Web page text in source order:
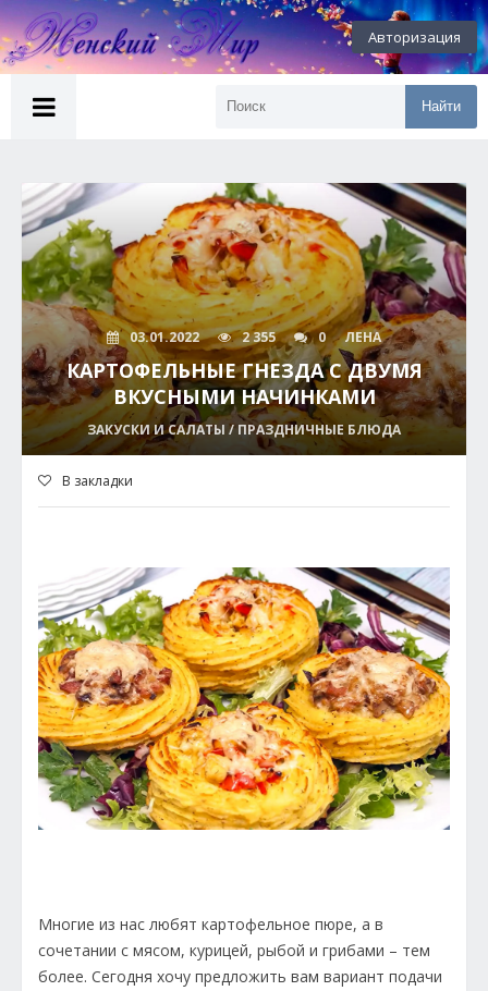
Авторизация
Найти
03.01.2022 2 355 0 ЛЕНА
КАРТОФЕЛЬНЫЕ ГНЕЗДА С ДВУМЯ
ВКУСНЫМИ НАЧИНКАМИ
ЗАКУСКИ И САЛАТЫ / ПРАЗДНИЧНЫЕ БЛЮДА
В закладки
Многие из нас любят картофельное пюре, а в
сочетании с мясом, курицей, рыбой и грибами – тем
более. Сегодня хочу предложить вам вариант подачи